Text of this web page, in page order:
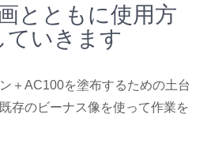
とともに使用方
ていきます
＋AC100を塗布するための土台
存のビーナス像を使って作業を